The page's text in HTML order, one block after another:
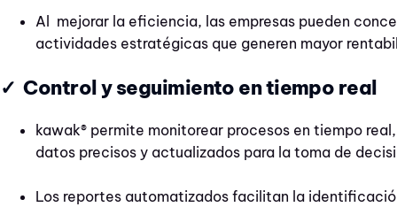
Al mejorar la eficiencia, las empresas pueden
actividades estratégicas que generen mayor
✓ Control y seguimiento en tiempo real
kawak® permite monitorear procesos en tiempo
datos precisos y actualizados para la toma de
Los reportes automatizados facilitan la